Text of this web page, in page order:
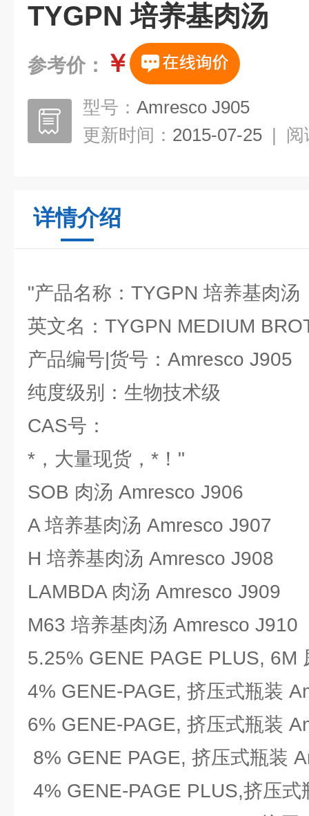
TYGPN 培养基肉汤
参考价： ￥
型号： Amresco J905
更新时间： 2015-07-25 | 阅
详情介绍
"产品名称：TYGPN 培养基肉汤
英文名：TYGPN MEDIUM
产品编号|货号：Amresco J905
纯度级别：生物技术级
CAS号：
*，大量现货，*！"
SOB 肉汤 Amresco J906
A 培养基肉汤 Amresco J907
H 培养基肉汤 Amresco J908
LAMBDA 肉汤 Amresco J909
M63 培养基肉汤 Amresco J910
5.25% GENE PAGE PLUS, 6M
4% GENE-PAGE, 挤压式瓶装
6% GENE-PAGE, 挤压式瓶装
8% GENE PAGE, 挤压式瓶装
4% GENE-PAGE PLUS,挤压